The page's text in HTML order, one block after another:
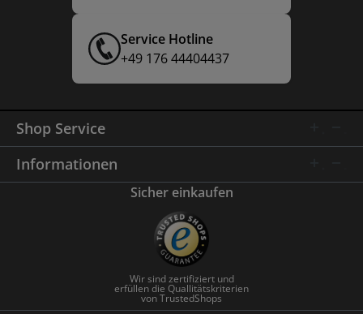
Service Hotline
+49 176 44404437
Shop Service
Informationen
Sicher einkaufen
Wir sind zertifiziert und
erfüllen die Quallitätskriterien
von TrustedShops